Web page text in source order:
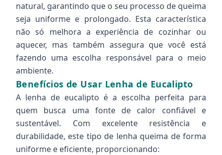
natural, garantindo que o seu processo de queima
seja uniforme e prolongado. Esta característica
não só melhora a experiência de cozinhar ou
aquecer, mas também assegura que você está
fazendo uma escolha responsável para o meio
ambiente.
Benefícios de Usar Lenha de Eucalipto
A lenha de eucalipto é a escolha perfeita para
quem busca uma fonte de calor confiável e
sustentável. Com excelente resistência e
durabilidade, este tipo de lenha queima de forma
uniforme e eficiente, proporcionando: